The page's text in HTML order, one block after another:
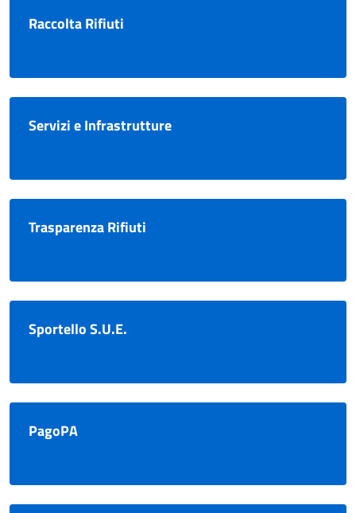
Raccolta Rifiuti
Servizi e Infrastrutture
Trasparenza Rifiuti
Sportello S.U.E.
PagoPA